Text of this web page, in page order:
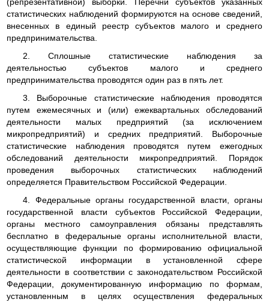
(репрезентативной) выборки. Перечни субъектов указанных
статистических наблюдений формируются на основе сведений,
внесенных в единый реестр субъектов малого и среднего
предпринимательства.
2. Сплошные статистические наблюдения за
деятельностью субъектов малого и среднего
предпринимательства проводятся один раз в пять лет.
3. Выборочные статистические наблюдения проводятся
путем ежемесячных и (или) ежеквартальных обследований
деятельности малых предприятий (за исключением
микропредприятий) и средних предприятий. Выборочные
статистические наблюдения проводятся путем ежегодных
обследований деятельности микропредприятий. Порядок
проведения выборочных статистических наблюдений
определяется Правительством Российской Федерации.
4. Федеральные органы государственной власти, органы
государственной власти субъектов Российской Федерации,
органы местного самоуправления обязаны представлять
бесплатно в федеральные органы исполнительной власти,
осуществляющие функции по формированию официальной
статистической информации в установленной сфере
деятельности в соответствии с законодательством Российской
Федерации, документированную информацию по формам,
установленным в целях осуществления федеральных